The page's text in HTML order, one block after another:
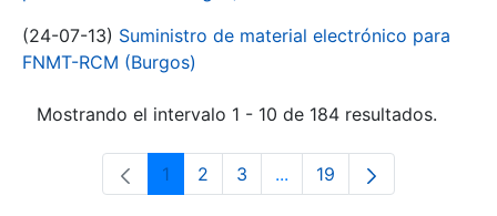
(24-07-13) Suministro de material electrónico para
FNMT-RCM (Burgos)
Mostrando el intervalo 1 - 10 de 184 resultados.
Página
1 Página
2 Página
3 ...Páginas intermedias Use
Página
19